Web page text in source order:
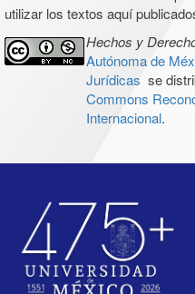
utilizar los textos aquí
Hechos y
Autónoma de
Jurídicas se
Commons
Internacional.